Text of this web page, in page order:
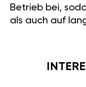
Betrieb bei,
als auch auf